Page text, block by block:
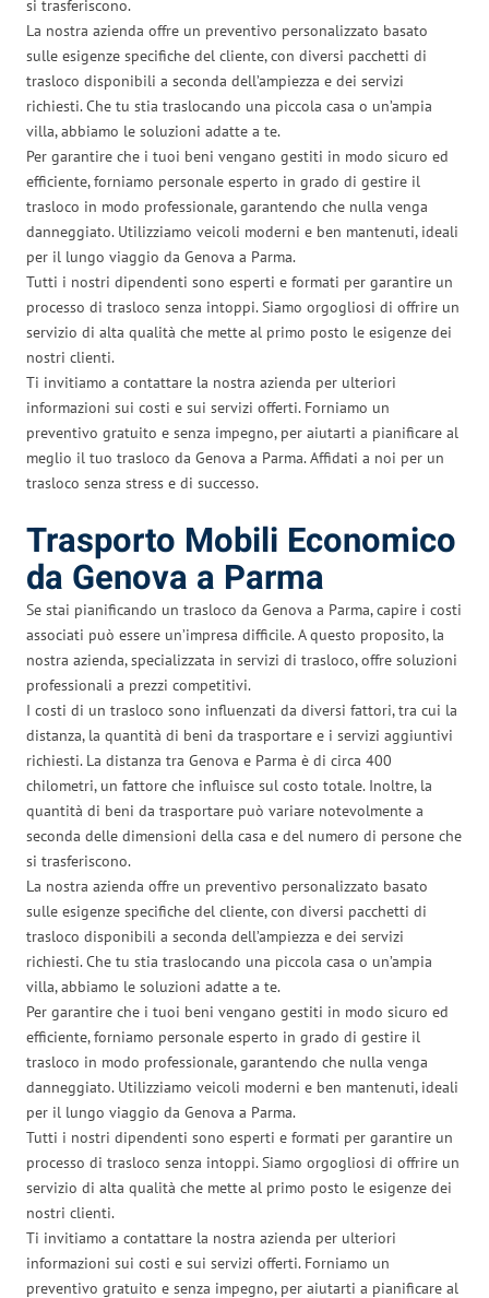
si trasferiscono.
La nostra azienda offre un preventivo personalizzato basato
sulle esigenze specifiche del cliente, con diversi pacchetti di
trasloco disponibili a seconda dell’ampiezza e dei servizi
richiesti. Che tu stia traslocando una piccola casa o un’ampia
villa, abbiamo le soluzioni adatte a te.
Per garantire che i tuoi beni vengano gestiti in modo sicuro ed
efficiente, forniamo personale esperto in grado di gestire il
trasloco in modo professionale, garantendo che nulla venga
danneggiato. Utilizziamo veicoli moderni e ben mantenuti, ideali
per il lungo viaggio da Genova a Parma.
Tutti i nostri dipendenti sono esperti e formati per garantire un
processo di trasloco senza intoppi. Siamo orgogliosi di offrire un
servizio di alta qualità che mette al primo posto le esigenze dei
nostri clienti.
Ti invitiamo a contattare la nostra azienda per ulteriori
informazioni sui costi e sui servizi offerti. Forniamo un
preventivo gratuito e senza impegno, per aiutarti a pianificare al
meglio il tuo trasloco da Genova a Parma. Affidati a noi per un
trasloco senza stress e di successo.
Trasporto Mobili Economico
da Genova a Parma
Se stai pianificando un trasloco da Genova a Parma, capire i costi
associati può essere un’impresa difficile. A questo proposito, la
nostra azienda, specializzata in servizi di trasloco, offre soluzioni
professionali a prezzi competitivi.
I costi di un trasloco sono influenzati da diversi fattori, tra cui la
distanza, la quantità di beni da trasportare e i servizi aggiuntivi
richiesti. La distanza tra Genova e Parma è di circa 400
chilometri, un fattore che influisce sul costo totale. Inoltre, la
quantità di beni da trasportare può variare notevolmente a
seconda delle dimensioni della casa e del numero di persone che
si trasferiscono.
La nostra azienda offre un preventivo personalizzato basato
sulle esigenze specifiche del cliente, con diversi pacchetti di
trasloco disponibili a seconda dell’ampiezza e dei servizi
richiesti. Che tu stia traslocando una piccola casa o un’ampia
villa, abbiamo le soluzioni adatte a te.
Per garantire che i tuoi beni vengano gestiti in modo sicuro ed
efficiente, forniamo personale esperto in grado di gestire il
trasloco in modo professionale, garantendo che nulla venga
danneggiato. Utilizziamo veicoli moderni e ben mantenuti, ideali
per il lungo viaggio da Genova a Parma.
Tutti i nostri dipendenti sono esperti e formati per garantire un
processo di trasloco senza intoppi. Siamo orgogliosi di offrire un
servizio di alta qualità che mette al primo posto le esigenze dei
nostri clienti.
Ti invitiamo a contattare la nostra azienda per ulteriori
informazioni sui costi e sui servizi offerti. Forniamo un
preventivo gratuito e senza impegno, per aiutarti a pianificare al